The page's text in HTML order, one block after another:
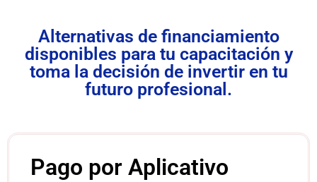
Alternativas de financiamiento
disponibles para tu capacitación y
toma la decisión de invertir en tu
futuro profesional.
Pago por Aplicativo